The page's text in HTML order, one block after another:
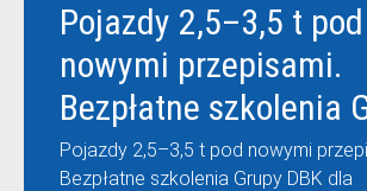
Pojazdy 2,5–3,5 t pod
nowymi przepisami.
Bezpłatne szkolenia
DBK dla
Pojazdy 2,5–3,5 t pod nowymi
Bezpłatne szkolenia Grupy DBK dla